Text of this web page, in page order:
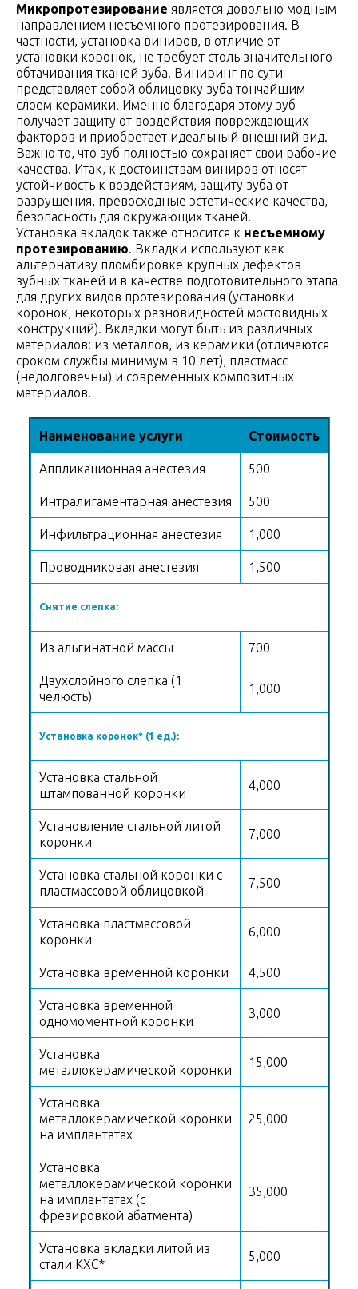
Микропротезирование является довольно модным
направлением несъемного протезирования. В
частности, установка виниров, в отличие от
установки коронок, не требует столь значительного
обтачивания тканей зуба. Виниринг по сути
представляет собой облицовку зуба тончайшим
слоем керамики. Именно благодаря этому зуб
получает защиту от воздействия повреждающих
факторов и приобретает идеальный внешний вид.
Важно то, что зуб полностью сохраняет свои рабочие
качества. Итак, к достоинствам виниров относят
устойчивость к воздействиям, защиту зуба от
разрушения, превосходные эстетические качества,
безопасность для окружающих тканей.
Установка вкладок также относится к несъемному
протезированию. Вкладки используют как
альтернативу пломбировке крупных дефектов
зубных тканей и в качестве подготовительного этапа
для других видов протезирования (установки
коронок, некоторых разновидностей мостовидных
конструкций). Вкладки могут быть из различных
материалов: из металлов, из керамики (отличаются
сроком службы минимум в 10 лет), пластмасс
(недолговечны) и современных композитных
материалов.
Наименование услуги Стоимость
Аппликационная анестезия 500
Интралигаментарная анестезия 500
Инфильтрационная анестезия 1,000
Проводниковая анестезия 1,500
Снятие слепка:
Из альгинатной массы 700
Двухслойного слепка (1
челюсть)
1,000
Установка коронок* (1 ед.):
Установка стальной
штампованной коронки
4,000
Установление стальной литой
коронки
7,000
Установка стальной коронки с
пластмассовой облицовкой
7,500
Установка пластмассовой
коронки
6,000
Установка временной коронки 4,500
Установка временной
одномоментной коронки
3,000
Установка
металлокерамической коронки
15,000
Установка
металлокерамической коронки
на имплантатах
25,000
Установка
металлокерамической коронки
на имплантатах (с
фрезировкой абатмента)
35,000
Установка вкладки литой из
стали КХС*
5,000